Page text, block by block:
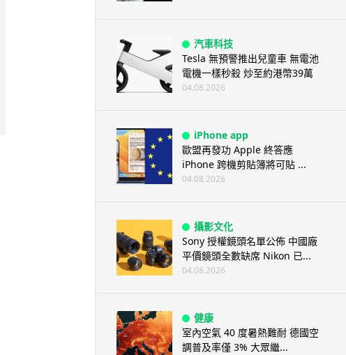
汽車科技
Tesla 無預警推出兒童車 無電池
電機一樣秒殺 炒至約港幣39萬
04.08.2026
iPhone app
歐盟再發功 Apple 終答應
iPhone 跨機剪貼簿將可貼 ...
04.08.2026
攝影文化
Sony 授權鏡頭名單公佈 中國廠
平價鏡頭全數缺席 Nikon 已...
04.08.2026
健康
室內空氣 40 度暑熱難耐 德國空
調普及率僅 3% 大眾繼...